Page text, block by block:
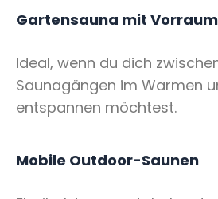
Gartensauna mit Vorraum
Ideal, wenn du dich
Saunagängen im Warmen
entspannen möchtest.
Mobile Outdoor-Saunen